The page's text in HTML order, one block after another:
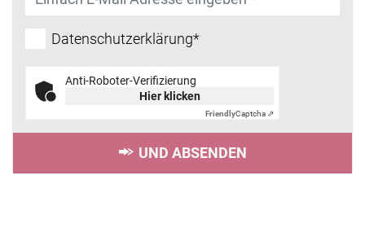
Datenschutzerklärung*
Anti-Roboter-Verifizierung
Hier klicken
FriendlyCaptcha ⇗
UND ABSENDEN